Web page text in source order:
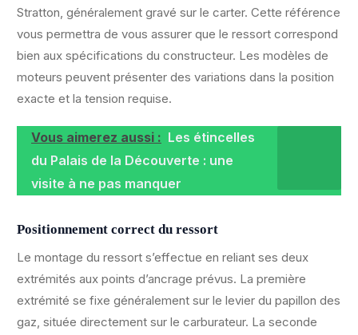
Stratton, généralement gravé sur le carter. Cette référence
vous permettra de vous assurer que le ressort correspond
bien aux spécifications du constructeur. Les modèles de
moteurs peuvent présenter des variations dans la position
exacte et la tension requise.
Vous aimerez aussi : Les étincelles
du Palais de la Découverte : une
visite à ne pas manquer
Positionnement correct du ressort
Le montage du ressort s’effectue en reliant ses deux
extrémités aux points d’ancrage prévus. La première
extrémité se fixe généralement sur le levier du papillon des
gaz, située directement sur le carburateur. La seconde